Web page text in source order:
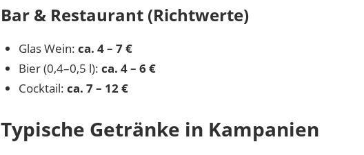
Bar & Restaurant (Richtwerte)
Glas Wein: ca. 4 – 7 €
Bier (0,4–0,5 l): ca. 4 – 6 €
Cocktail: ca. 7 – 12 €
Typische Getränke in Kampanien